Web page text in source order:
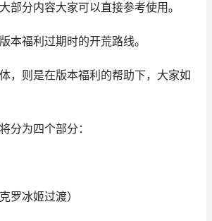
部分内容大家可以直接参考使用。
本福利过期时的开荒路线。
，则是在版本福利的帮助下，大家如
分为四个部分：
冰姬过渡）